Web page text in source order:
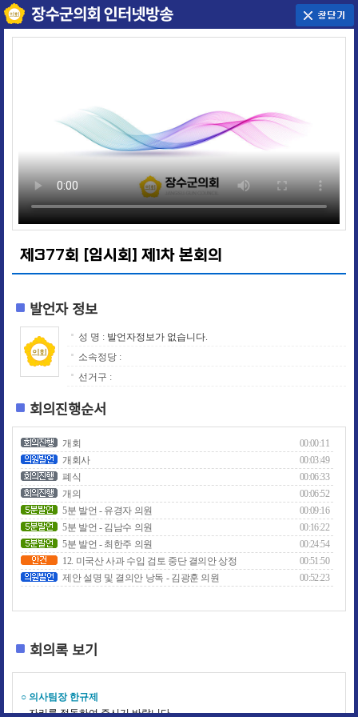
제377회 [임시회] 제1차 본회의
발언자 정보
성 명 : 발언자정보가 없습니다.
소속정당 :
선거구 :
회의진행순서
개회
00:00:11
개회사
00:03:49
폐식
00:06:33
개의
00:06:52
5분 발언 - 유경자 의원
00:09:16
5분 발언 - 김남수 의원
00:16:22
5분 발언 - 최한주 의원
00:24:54
12. 미국산 사과 수입 검토 중단 결의안 상정
00:51:50
제안 설명 및 결의안 낭독 - 김광훈 의원
00:52:23
회의록 보기
○ 의사팀장 한규제
자리를 정돈하여 주시기 바랍니다.